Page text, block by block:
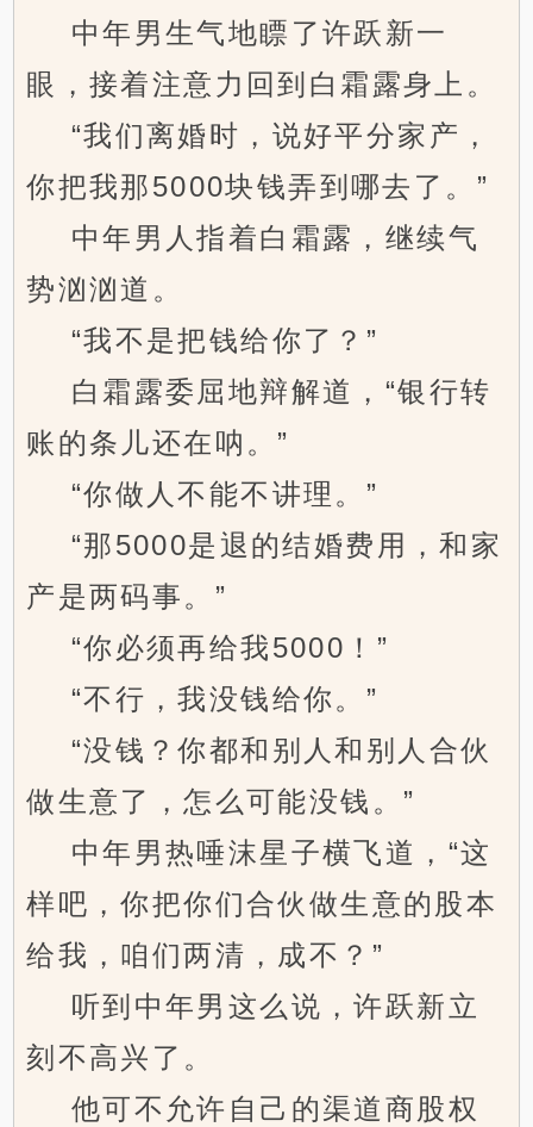
中年男生气地瞟了许跃新一
眼，接着注意力回到白霜露身上。
“我们离婚时，说好平分家产，
你把我那5000块钱弄到哪去了。”
中年男人指着白霜露，继续气
势汹汹道。
“我不是把钱给你了？”
白霜露委屈地辩解道，“银行转
账的条儿还在呐。”
“你做人不能不讲理。”
“那5000是退的结婚费用，和家
产是两码事。”
“你必须再给我5000！”
“不行，我没钱给你。”
“没钱？你都和别人和别人合伙
做生意了，怎么可能没钱。”
中年男热唾沫星子横飞道，“这
样吧，你把你们合伙做生意的股本
给我，咱们两清，成不？”
听到中年男这么说，许跃新立
刻不高兴了。
他可不允许自己的渠道商股权